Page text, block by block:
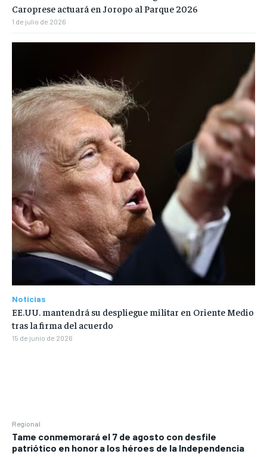
Regional
Tame conmemorará el 7 de agosto con desfile
patriótico en honor a los héroes de la Independencia
Caroprese actuará en Joropo al Parque 2026
1 de julio de 2026
Noticias
EE.UU. mantendrá su despliegue militar en Oriente Medio
tras la firma del acuerdo
15 de junio de 2026